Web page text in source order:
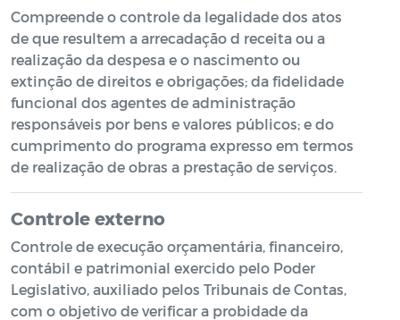
Compreende o controle da legalidade dos atos
de que resultem a arrecadação d receita ou a
realização da despesa e o nascimento ou
extinção de direitos e obrigações; da fidelidade
funcional dos agentes de administração
responsáveis por bens e valores públicos; e do
cumprimento do programa expresso em termos
de realização de obras a prestação de serviços.
Controle externo
Controle de execução orçamentária, financeiro,
contábil e patrimonial exercido pelo Poder
Legislativo, auxiliado pelos Tribunais de Contas,
com o objetivo de verificar a probidade da